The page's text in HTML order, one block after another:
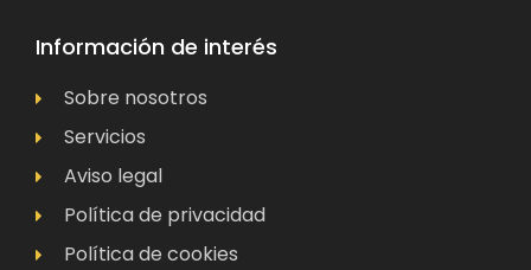
Información de interés
Sobre nosotros
Servicios
Aviso legal
Política de privacidad
Política de cookies